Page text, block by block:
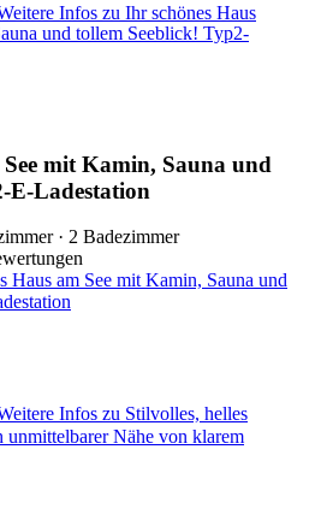
Infos zu Ihr schönes Haus
und tollem Seeblick! Typ2-
mit Kamin, Sauna und
E-Ladestation
· 2 Badezimmer
Haus am See mit Kamin, Sauna und
Infos zu Stilvolles, helles
unmittelbarer Nähe von klarem